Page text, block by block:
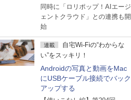
エージェントの接続が容易に
同時に「ロリポップ！AIエージ
ェントクラウド」との連携も開
始
連載
自宅Wi-Fiの“わからな
い”をスッキリ！
Androidの写真と動画をMac
にUSBケーブル接続でバック
アップする